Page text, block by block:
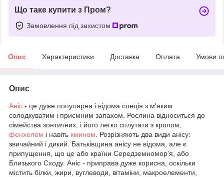
Що таке купити з Пром?
Замовлення під захистом
Опис Характеристики Доставка Оплата Умови
Опис
Аніс - це дуже популярна і відома спеція з м'яким
солодкуватим і приємним запахом. Рослина відноситься до
сімейства зонтичних, і його легко сплутати з кропом,
фенхелем і навіть кмином . Розрізняють два види анісу:
звичайний і дикий. Батьківщина анісу не відома, але є
припущення, що це або країни Середземномор'я, або
Близького Сходу. Аніс - приправа дуже корисна, оскільки
містить білки, жири, вуглеводи, вітаміни, макроелементи,